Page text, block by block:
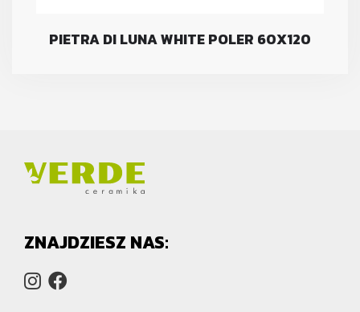
PIETRA DI LUNA WHITE POLER 60X120
ZNAJDZIESZ NAS: